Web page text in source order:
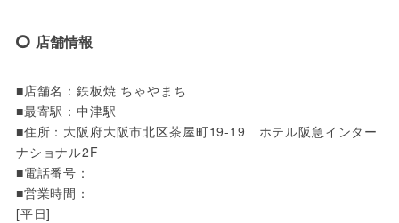
店舗情報
■店舗名：鉄板焼 ちゃやまち
■最寄駅：中津駅
■住所：大阪府大阪市北区茶屋町19-19　ホテル阪急インター
ナショナル2F
■電話番号：
■営業時間：
[平日]